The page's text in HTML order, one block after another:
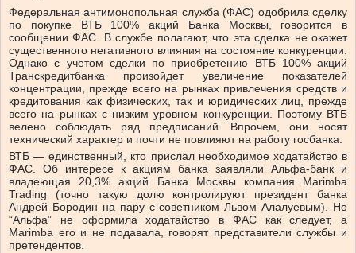
Федеральная антимонопольная служба (ФАС) одобрила сделку
по покупке ВТБ 100% акций Банка Москвы, говорится в
сообщении ФАС. В службе полагают, что эта сделка не окажет
существенного негативного влияния на состояние конкуренции.
Однако с учетом сделки по приобретению ВТБ 100% акций
Транскредитбанка произойдет увеличение показателей
концентрации, прежде всего на рынках привлечения средств и
кредитования как физических, так и юридических лиц, прежде
всего на рынках с низким уровнем конкуренции. Поэтому ВТБ
велено cоблюдать ряд предписаний. Впрочем, они носят
технический характер и почти не повлияют на работу госбанка.
ВТБ — единственный, кто прислал необходимое ходатайство в
ФАС. Об интересе к акциям банка заявляли Альфа-банк и
владеющая 20,3% акций Банка Москвы компания Marimba
Trading (точно такую долю контролируют президент банка
Андрей Бородин на пару с советником Львом Алалуевым). Но
“Альфа” не оформила ходатайство в ФАС как следует, а
Marimba его и не подавала, говорят представители службы и
претендентов.